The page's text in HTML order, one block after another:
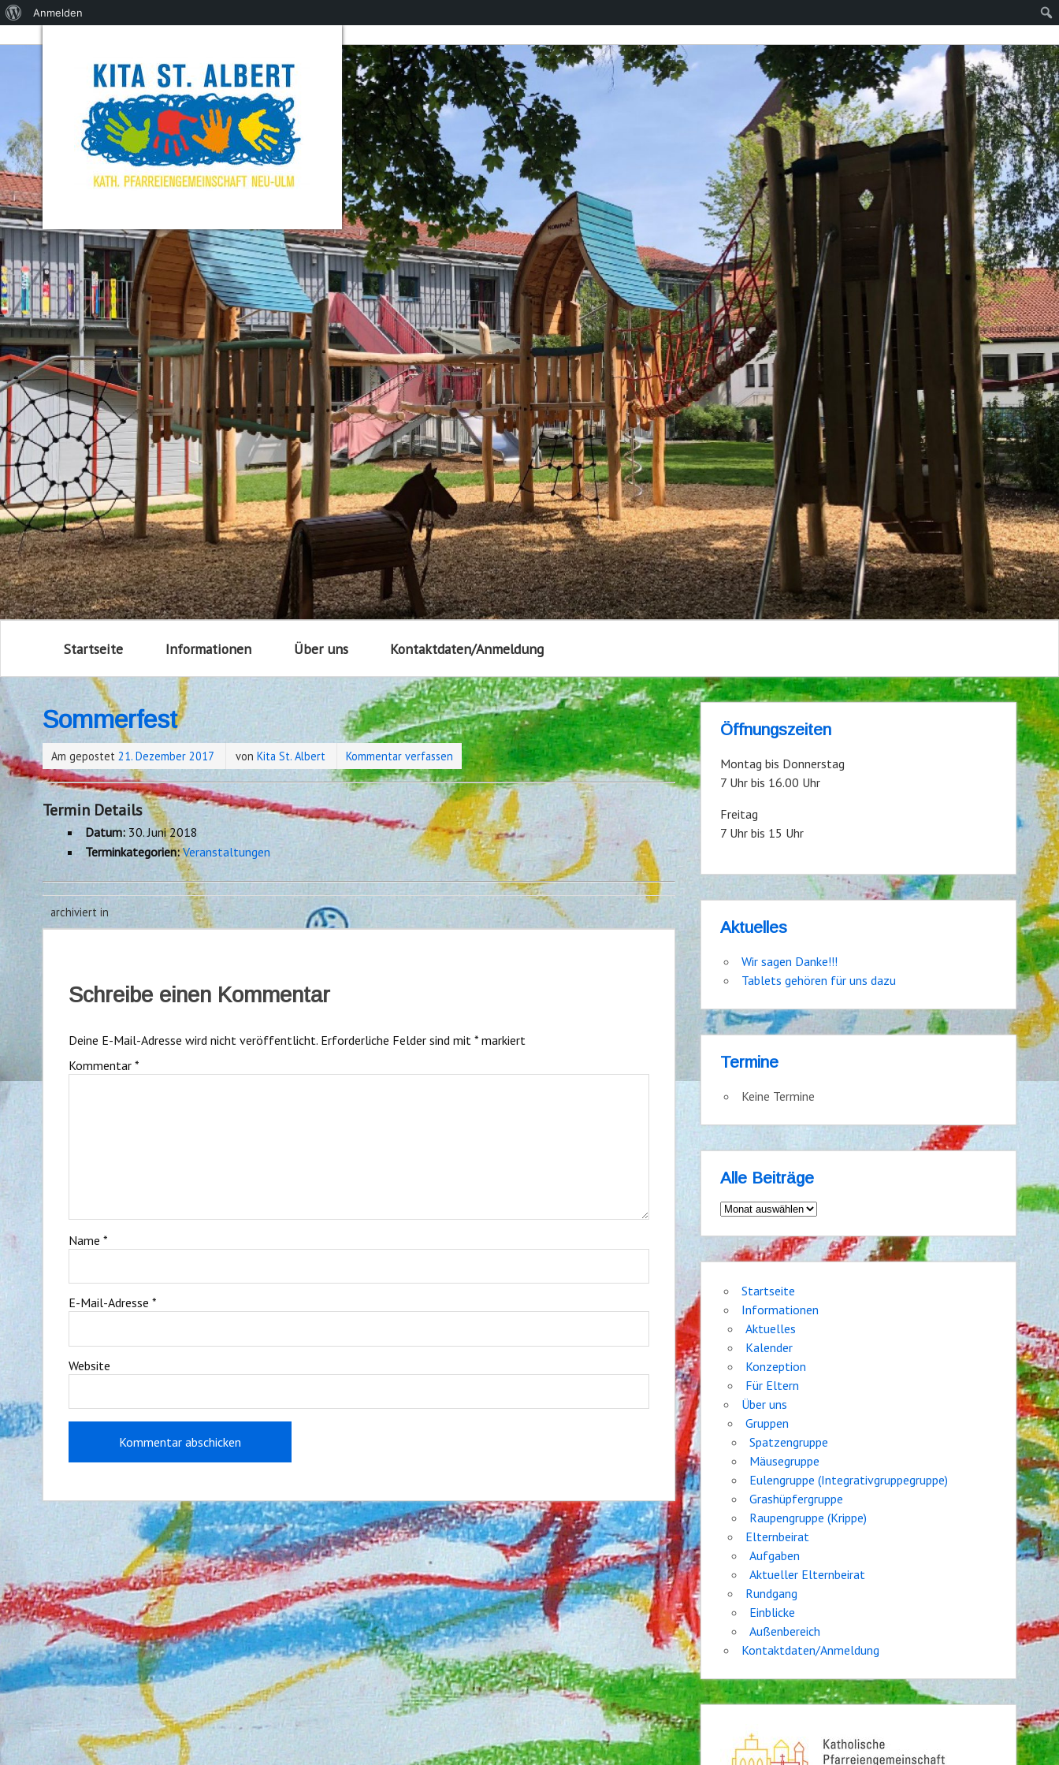
Startseite Informationen Über uns Kontaktdaten/Anmeldung
Sommerfest
Am gepostet 21. Dezember 2017 von Kita St. Albert Kommentar verfassen
Termin Details
Datum: 30. Juni 2018
Terminkategorien: Veranstaltungen
archiviert in
Schreibe einen Kommentar
Deine E-Mail-Adresse wird nicht veröffentlicht. Erforderliche Felder sind mit *markiert
Kommentar *
Name *
E-Mail-Adresse *
Website
Öffnungszeiten
Montag bis Donnerstag
7 Uhr bis 16.00 Uhr
Freitag
7 Uhr bis 15 Uhr
Aktuelles
Wir sagen Danke!!!
Tablets gehören für uns dazu
Termine
Keine Termine
Alle Beiträge
Alle
Beiträge
Startseite
Informationen
Aktuelles
Kalender
Konzeption
Für Eltern
Über uns
Gruppen
Spatzengruppe
Mäusegruppe
Eulengruppe (Integrativgruppegruppe)
Grashüpfergruppe
Raupengruppe (Krippe)
Elternbeirat
Aufgaben
Aktueller Elternbeirat
Rundgang
Einblicke
Außenbereich
Kontaktdaten/Anmeldung
Über
Anmelden